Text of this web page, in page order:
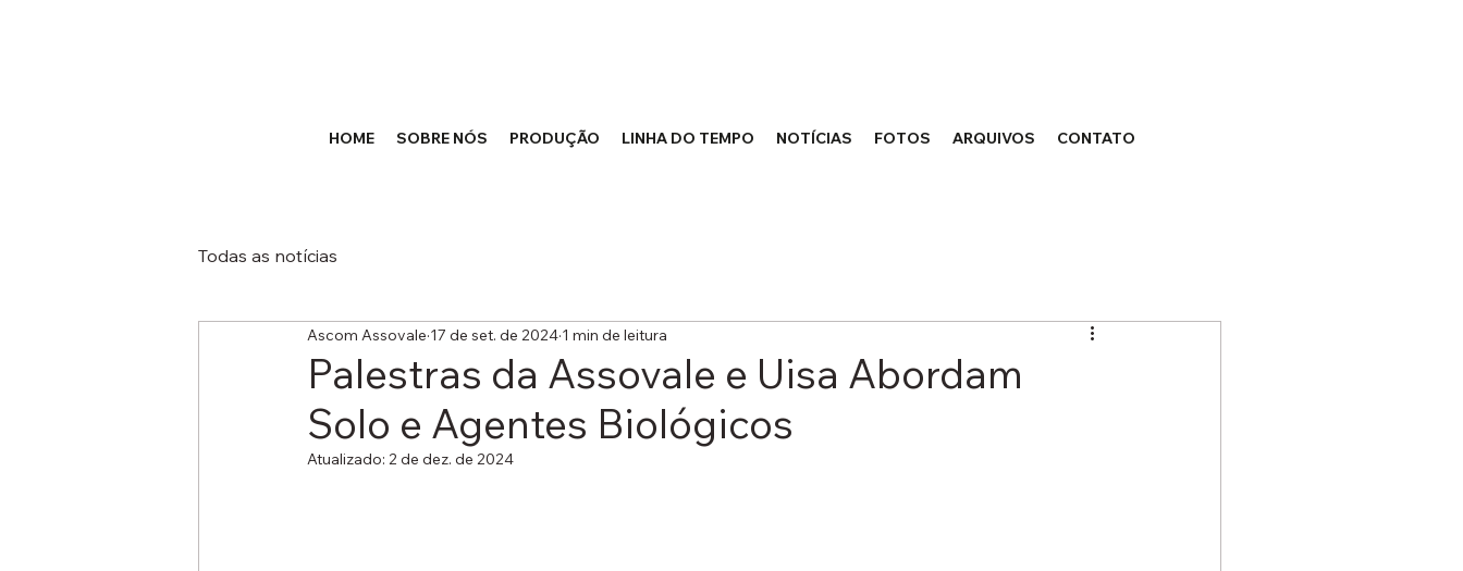
HOME SOBRE NÓS PRODUÇÃO LINHA DO TEMPO NOTÍCIAS FOTOS ARQUIVOS CONTATO
Todas as notícias
Palestras da Assovale e Uisa Abordam
Solo e Agentes Biológicos
Ascom Assovale 17 de set. de 2024 1 min de leitura
Atualizado: 2 de dez. de 2024